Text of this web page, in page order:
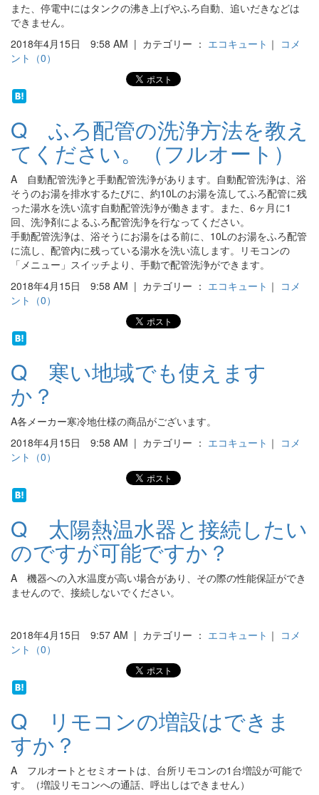
また、停電中にはタンクの沸き上げやふろ自動、追いだきなどは
できません。
2018年4月15日 9:58 AM | カテゴリー ： エコキュート ｜ コメ
ント（0）
Q ふろ配管の洗浄方法を教え
てください。（フルオート）
A 自動配管洗浄と手動配管洗浄があります。自動配管洗浄は、浴
そうのお湯を排水するたびに、約10Lのお湯を流してふろ配管に残
った湯水を洗い流す自動配管洗浄が働きます。また、6ヶ月に1
回、洗浄剤によるふろ配管洗浄を行なってください。
手動配管洗浄は、浴そうにお湯をはる前に、10Lのお湯をふろ配管
に流し、配管内に残っている湯水を洗い流します。リモコンの
「メニュー」スイッチより、手動で配管洗浄ができます。
2018年4月15日 9:58 AM | カテゴリー ： エコキュート ｜ コメ
ント（0）
Q 寒い地域でも使えます
か？
A各メーカー寒冷地仕様の商品がございます。
2018年4月15日 9:58 AM | カテゴリー ： エコキュート ｜ コメ
ント（0）
Q 太陽熱温水器と接続したい
のですが可能ですか？
A 機器への入水温度が高い場合があり、その際の性能保証ができ
ませんので、接続しないでください。
2018年4月15日 9:57 AM | カテゴリー ： エコキュート ｜ コメ
ント（0）
Q リモコンの増設はできま
すか？
A フルオートとセミオートは、台所リモコンの1台増設が可能で
す。（増設リモコンへの通話、呼出しはできません）